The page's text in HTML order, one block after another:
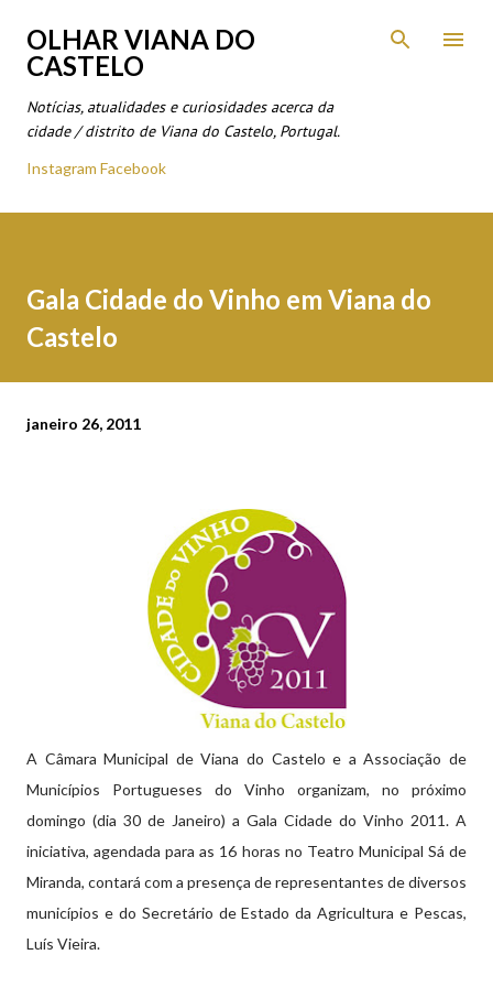
Avançar para o conteúdo principal
OLHAR VIANA DO
CASTELO
Notícias, atualidades e curiosidades acerca da
cidade / distrito de Viana do Castelo, Portugal.
Instagram Facebook
Gala Cidade do Vinho em Viana do
Castelo
janeiro 26, 2011
A Câmara Municipal de Viana do Castelo e a Associação de
Municípios Portugueses do Vinho organizam, no próximo
domingo (dia 30 de Janeiro) a Gala Cidade do Vinho 2011. A
iniciativa, agendada para as 16 horas no Teatro Municipal Sá de
Miranda, contará com a presença de representantes de diversos
municípios e do Secretário de Estado da Agricultura e Pescas,
Luís Vieira.